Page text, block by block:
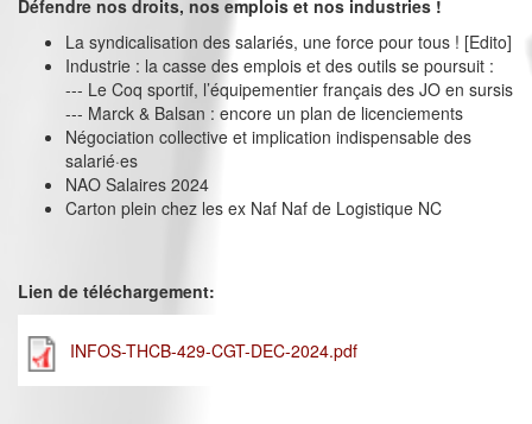
Défendre nos droits, nos emplois et nos industries !
La syndicalisation des salariés, une force pour tous ! [Edito]
Industrie : la casse des emplois et des outils se poursuit :
--- Le Coq sportif, l’équipementier français des JO en sursis
--- Marck & Balsan : encore un plan de licenciements
Négociation collective et implication indispensable des
salarié·es
NAO Salaires 2024
Carton plein chez les ex Naf Naf de Logistique NC
Lien de téléchargement:
INFOS-THCB-429-CGT-DEC-2024.pdf